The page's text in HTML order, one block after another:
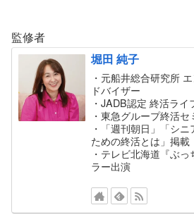
監修者
堀田 純子
・元船井総合研究所
ドバイザー
・JADB認定 終活ラ
・東急グループ終活
・「週刊朝日」「シ
ための終活とは」掲載
・テレビ北海道『ぶ
ラー出演